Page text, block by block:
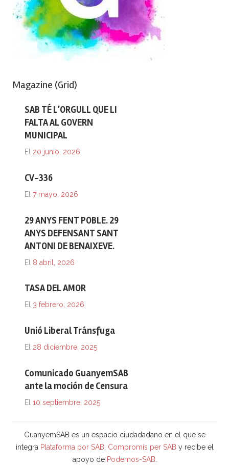
Magazine (Grid)
SAB TÉ L’ORGULL QUE LI
FALTA AL GOVERN
MUNICIPAL
El 20 junio, 2026
CV-336
El 7 mayo, 2026
29 ANYS FENT POBLE. 29
ANYS DEFENSANT SANT
ANTONI DE BENAIXEVE.
El 8 abril, 2026
TASA DEL AMOR
El 3 febrero, 2026
Unió Liberal Tránsfuga
El 28 diciembre, 2025
Comunicado GuanyemSAB
ante la moción de Censura
El 10 septiembre, 2025
GuanyemSAB es un espacio ciudadadano en el que se
integra Plataforma por SAB Compromís per SAB y recibe el
apoyo de Podemos-SAB